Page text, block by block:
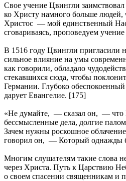
Свое учение Цвингли
ко Христу намного больше людей,
Христос — мой единственный
сговариваясь, проповедуем
В 1516 году Цвингли пригласили
сильное влияние на умы
как говорили, обладало
стекавшихся сюда, чтобы
Германии. Глубоко
дарует Евангелие. [175]
«Не думайте, — сказал он, — что
бессмысленные дела, долгие
Зачем нужны роскошное
говорил он, — Который однажды
Многим слушателям такие слова
через Христа. Путь к Царствию
о своем спасении священникам и